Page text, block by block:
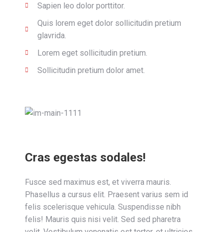
Sapien leo dolor porttitor.
Quis lorem eget dolor sollicitudin pretium
glavrida.
Lorem eget sollicitudin pretium.
Sollicitudin pretium dolor amet.
Cras egestas sodales!
Fusce sed maximus est, et viverra mauris.
Phasellus a cursus elit. Praesent varius sem id
felis scelerisque vehicula. Suspendisse nibh
felis! Mauris quis nisi velit. Sed sed pharetra